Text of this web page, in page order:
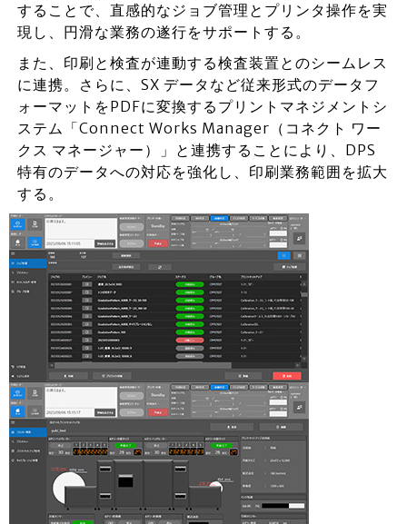
することで、直感的なジョブ管理とプリンタ操作を実
現し、円滑な業務の遂行をサポートする。
また、印刷と検査が連動する検査装置とのシームレス
に連携。さらに、SX データなど従来形式のデータフ
ォーマットをPDFに変換するプリントマネジメントシ
ステム「Connect Works Manager（コネクト ワー
クス マネージャー）」と連携することにより、DPS
特有のデータへの対応を強化し、印刷業務範囲を拡大
する。